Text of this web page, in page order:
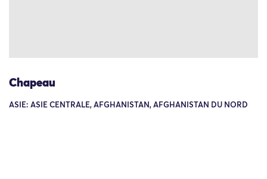
Chapeau
ASIE: ASIE CENTRALE, AFGHANISTAN, AFGHANISTAN DU NORD